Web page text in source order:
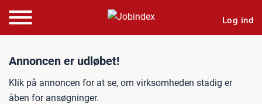
Log ind
Jobannonce: Projektleder
Annoncen er udløbet!
Klik på annoncen for at se, om virksomheden stadig er
åben for ansøgninger.